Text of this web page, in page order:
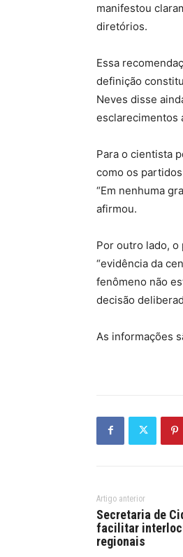
manifestou
diretórios.
Essa
definição
Neves disse
esclarecimentos
Para o cientista
como os
“Em nenhuma
afirmou.
Por outro lado,
“evidência da
fenômeno não
decisão
As informações
Artigo anterior
Secretaria de
facilitar
regionais